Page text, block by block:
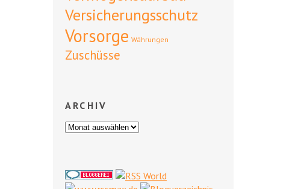
Versicherungsschutz
Vorsorge Währungen
Zuschüsse
ARCHIV